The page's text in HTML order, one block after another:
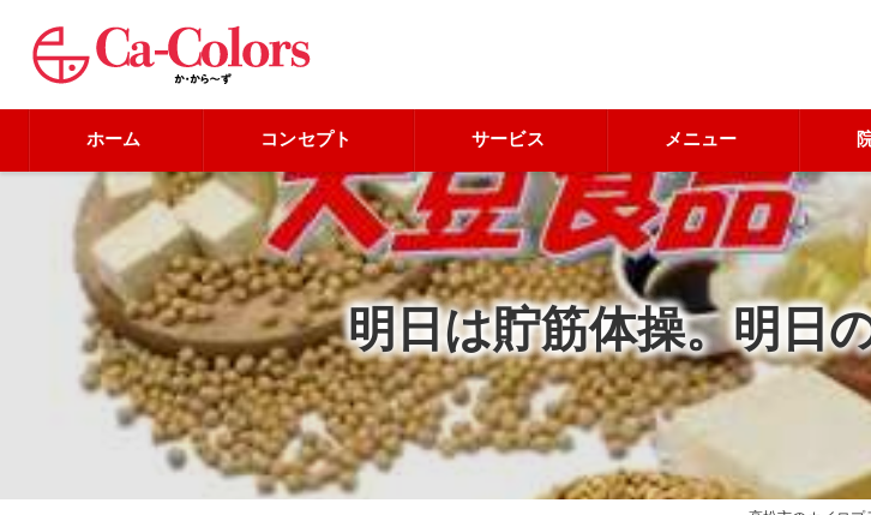
ホーム コンセプト サービス メニュー
明日は貯筋体操。明日